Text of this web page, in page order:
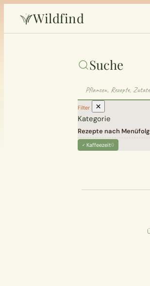
Wildfind
Suche
Filter ×
Kategorie
Rezepte nach
✓ Kaffeezeit0